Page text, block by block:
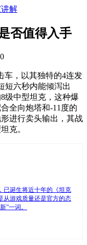
解
否值得入手
0
车，以其独特的4连发
短六秒内能倾泻出
级中型坦克，这种爆
全向炮塔和-11度的
进行卖头输出，其战
克。
已诞生将近十年的《坦克
从游戏质量还是官方的态
”一词。